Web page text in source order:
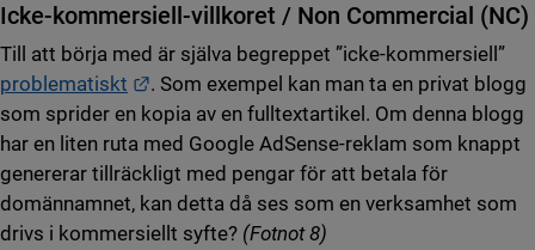
Icke-kommersiell-villkoret / Non Commercial (NC)
Till att börja med är själva begreppet ”icke-kommersiell”
problematiskt
Länk till annan webbplats.
. Som exempel kan man ta en privat blogg
som sprider en kopia av en fulltextartikel. Om denna blogg
har en liten ruta med Google AdSense-reklam som knappt
genererar tillräckligt med pengar för att betala för
domännamnet, kan detta då ses som en verksamhet som
drivs i kommersiellt syfte? (Fotnot 8)